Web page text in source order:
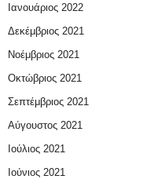
Ιανουάριος 2022
Δεκέμβριος 2021
Νοέμβριος 2021
Οκτώβριος 2021
Σεπτέμβριος 2021
Αύγουστος 2021
Ιούλιος 2021
Ιούνιος 2021